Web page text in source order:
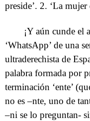
preside’. 2. ‘La mujer
¡Y aún cunde el
‘WhatsApp’ de una
ultraderechista de
palabra formada por
terminación ‘ente’
no es –nte, uno de
–ni se lo preguntan-